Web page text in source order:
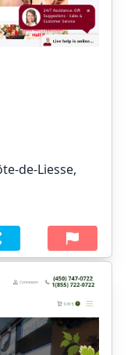
de-Liesse,